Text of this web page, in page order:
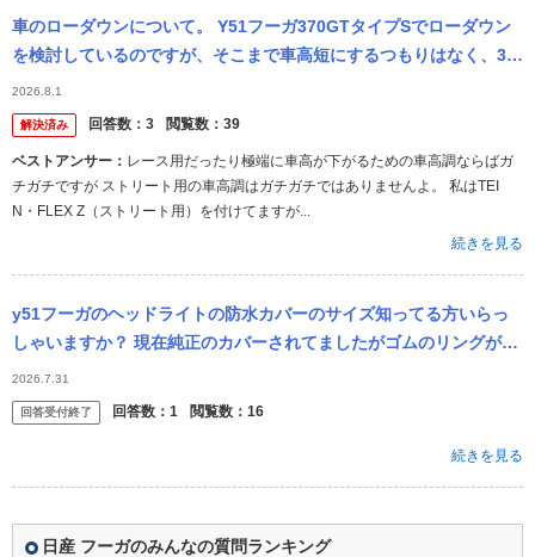
車のローダウンについて。 Y51フーガ370GTタイプSでローダウン
を検討しているのですが、そこまで車高短にするつもりはなく、3〜
4センチ程下がればいいくらいに考えています。この場合車高調では
な...
2026.8.1
解決済み 回答数： 3 閲覧数： 39
ベストアンサー： レース用だったり極端に車高が下がるための車高調ならばガ
チガチですが ストリート用の車高調はガチガチではありませんよ。 私はTEI
N・FLEX Z（ストリート用）を付けてますが...
続きを見る
y51フーガのヘッドライトの防水カバーのサイズ知ってる方いらっ
しゃいますか？ 現在純正のカバーされてましたがゴムのリングが劣
化して付けにくくなった為新しく買おうと考えてますが、型番やサ
イズが分か...
2026.7.31
回答受付終了 回答数： 1 閲覧数： 16
続きを見る
日産 フーガのみんなの質問ランキング